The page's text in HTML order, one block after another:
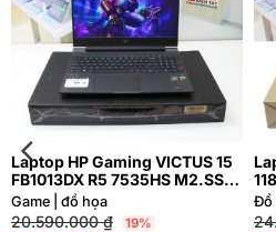
Laptop HP Gaming VICTUS 15
FB1013DX R5 7535HS M2.SSD
512GB FHD NVIDIA® GeForce
RTX™ 2050 4GB
Game | đồ họa
20.590.000₫ 19%
Đồ